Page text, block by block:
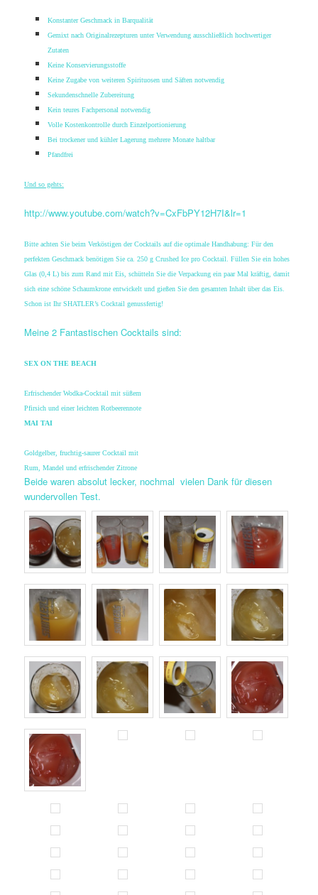
Konstanter Geschmack in Barqualität
Gemixt nach Originalrezepturen unter Verwendung ausschließlich hochwertiger
Zutaten
Keine Konservierungsstoffe
Keine Zugabe von weiteren Spirituosen und Säften notwendig
Sekundenschnelle Zubereitung
Kein teures Fachpersonal notwendig
Volle Kostenkontrolle durch Einzelportionierung
Bei trockener und kühler Lagerung mehrere Monate haltbar
Pfandfrei
Und so gehts:
http://www.youtube.com/watch?v=CxFbPY12H7I&lr=1
Bitte achten Sie beim Verköstigen der Cocktails auf die optimale Handhabung: Für den
perfekten Geschmack benötigen Sie ca. 250 g Crushed Ice pro Cocktail. Füllen Sie ein hohes
Glas (0,4 L) bis zum Rand mit Eis, schütteln Sie die Verpackung ein paar Mal kräftig, damit
sich eine schöne Schaumkrone entwickelt und gießen Sie den gesamten Inhalt über das Eis.
Schon ist Ihr SHATLER’s Cocktail genussfertig!
Meine 2 Fantastischen Cocktails sind:
SEX ON THE BEACH
Erfrischender Wodka-Cocktail mit süßem
Pfirsichund einer leichten Rotbeerennote
MAI TAI
Goldgelber, fruchtig-saurer Cocktail mit
Rum,Mandel und erfrischender Zitrone
Beide waren absolut lecker, nochmal vielen Dank für diesen
wundervollen Test.